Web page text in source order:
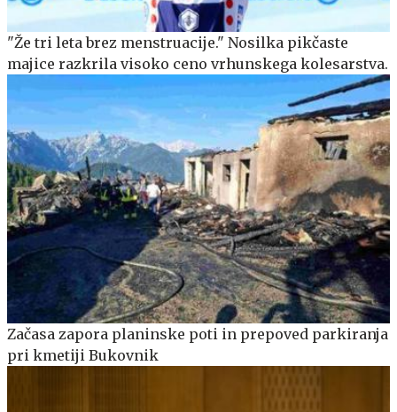
"Že tri leta brez menstruacije." Nosilka pikčaste
majice razkrila visoko ceno vrhunskega kolesarstva.
Začasa zapora planinske poti in prepoved parkiranja
pri kmetiji Bukovnik